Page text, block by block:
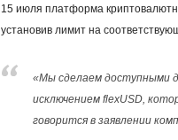
15 июля платформа
установив лимит на
«Мы сделаем доступными
исключением flexUSD,
говорится в заявлении